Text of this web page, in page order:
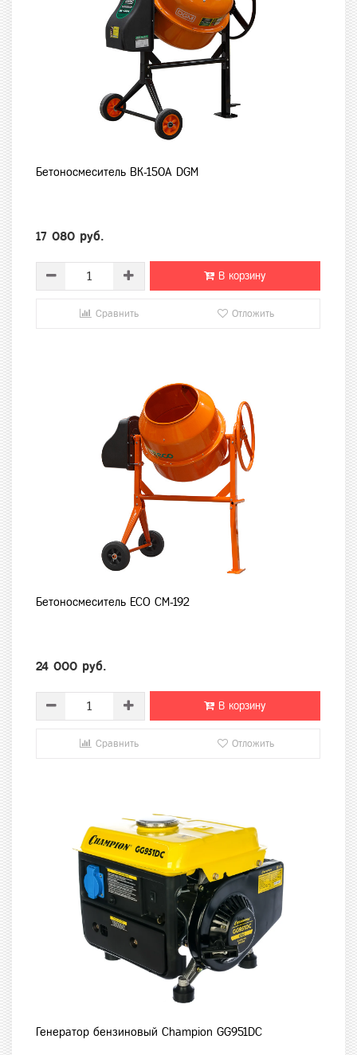
Бетоносмеситель BK-150A DGM
17 080 руб.
В корзину
Сравнить Отложить
Бетоносмеситель ECO CM-192
24 000 руб.
В корзину
Сравнить Отложить
Генератор бензиновый Champion GG951DC